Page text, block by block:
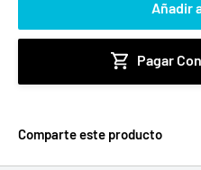
Añadir
Pagar
Comparte este producto